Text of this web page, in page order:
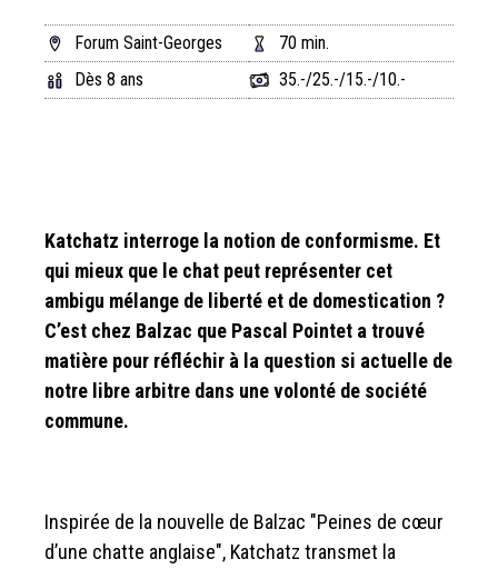
Katchatz interroge la notion de conformisme. Et
qui mieux que le chat peut représenter cet
ambigu mélange de liberté et de domestication ?
C’est chez Balzac que Pascal Pointet a trouvé
matière pour réfléchir à la question si actuelle de
notre libre arbitre dans une volonté de société
commune.
Inspirée de la nouvelle de Balzac "Peines de cœur
d’une chatte anglaise", Katchatz transmet la
Forum Saint-Georges
70 min.
Dès 8 ans
35.-/25.-/15.-/10.-